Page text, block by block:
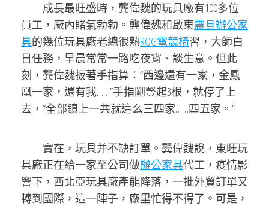
成長最旺盛時，龔偉魏的玩具廠有100多位
員工，廠內賭氣勃勃。龔偉魏和啟東震旦辦公家
具的幾位玩具廠老總很熟ROG電競椅習，大師白
日任務，早晨常常一路吃夜宵、談生意。但此
刻，龔偉魏扳著手指算：“西邊還有一家，金鳳
凰一家，還有我……”手指剛豎起3根，就停了上
去，“全部鎮上一共就這么三四家……四五家。”
實在，玩具并不缺訂單。龔偉魏說，東旺玩
具廠正在給一家至公司做辦公家具代工，疫情影
響下，西北亞玩具廠產能降落，一批外貿訂單又
轉到國際，這一陣子，廠里忙得不得了。可是，